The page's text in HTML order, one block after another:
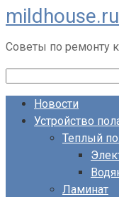
Перейти
к
контенту
mildhouse.ru
Советы по ремонту
Новости
Устройство
Теплый
Ламинат